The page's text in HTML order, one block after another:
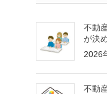
不動
が決
2026
不動